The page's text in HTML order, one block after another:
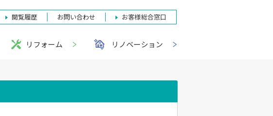
閲覧履歴 お問い合わせ お客様総合窓口
リフォーム リノベーション